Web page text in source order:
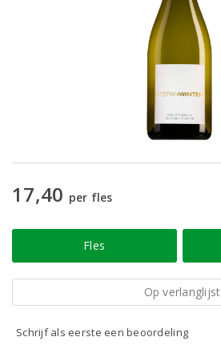
17,40 per fles
Fles
Op verlanglijst
Schrijf als eerste een beoordeling